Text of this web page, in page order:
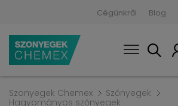
Cégünkről Blog
Szonyegek Chemex
Szőnyegek
Hagyományos szőnyegek